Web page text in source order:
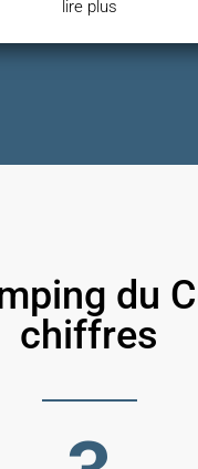
lire plus
du
chiffres